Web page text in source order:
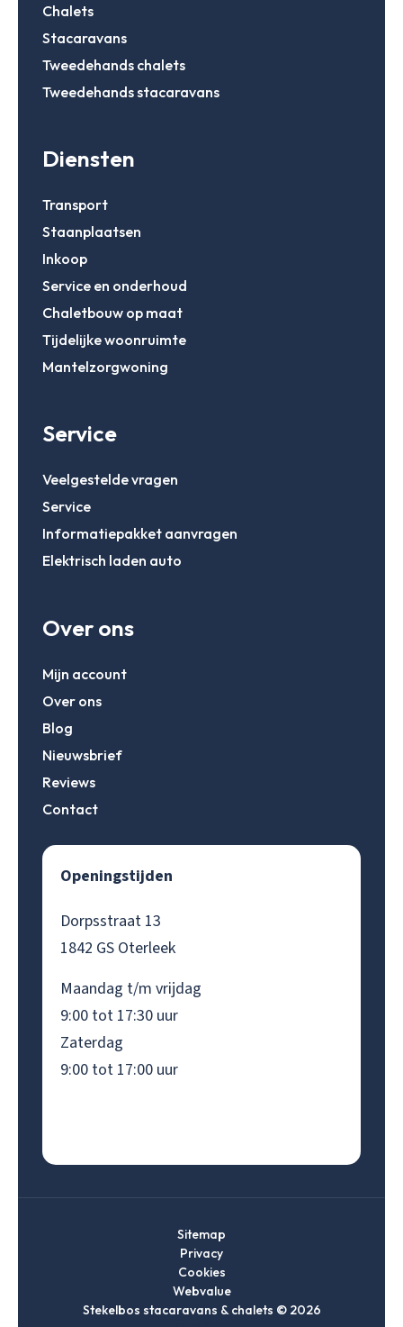
Chalets
Stacaravans
Tweedehands chalets
Tweedehands stacaravans
Diensten
Transport
Staanplaatsen
Inkoop
Service en onderhoud
Chaletbouw op maat
Tijdelijke woonruimte
Mantelzorgwoning
Service
Veelgestelde vragen
Service
Informatiepakket aanvragen
Elektrisch laden auto
Over ons
Mijn account
Over ons
Blog
Nieuwsbrief
Reviews
Contact
Openingstijden
Dorpsstraat 13
1842 GS Oterleek
Maandag t/m vrijdag
9:00 tot 17:30 uur
Zaterdag
9:00 tot 17:00 uur
Stekelbos stacaravans & chalets © 2026
Sitemap
Privacy
Cookies
Webvalue